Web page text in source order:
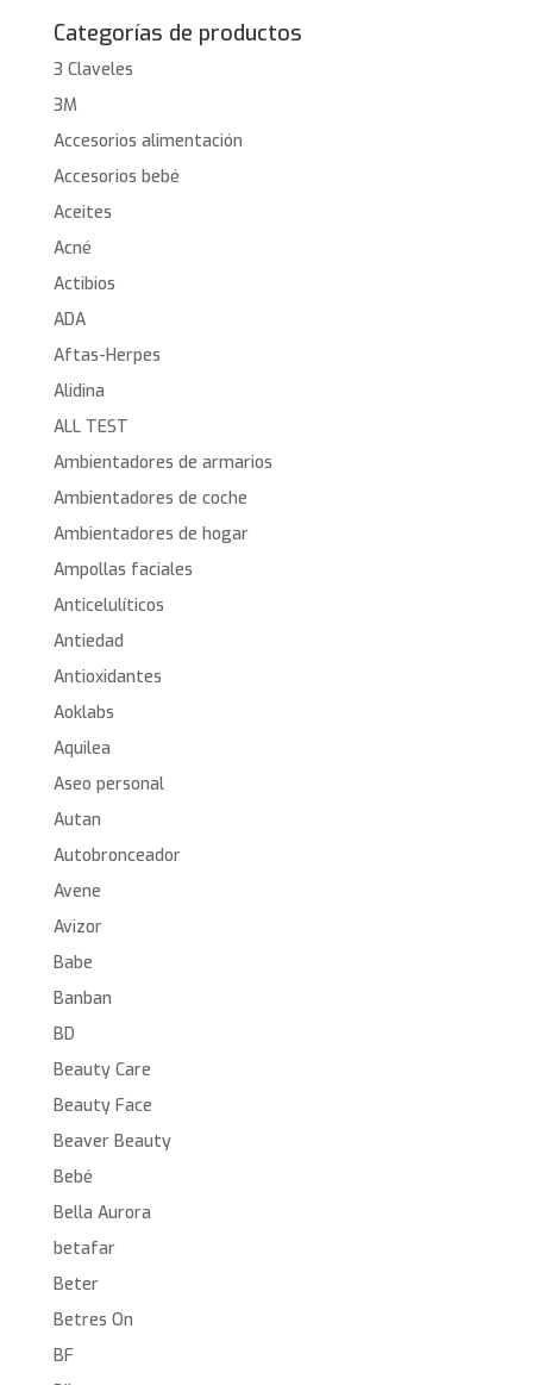
Categorías de productos
3 Claveles
3M
Accesorios alimentación
Accesorios bebé
Aceites
Acné
Actibios
ADA
Aftas-Herpes
Alidina
ALL TEST
Ambientadores de armarios
Ambientadores de coche
Ambientadores de hogar
Ampollas faciales
Anticelulíticos
Antiedad
Antioxidantes
Aoklabs
Aquilea
Aseo personal
Autan
Autobronceador
Avene
Avizor
Babe
Banban
BD
Beauty Care
Beauty Face
Beaver Beauty
Bebé
Bella Aurora
betafar
Beter
Betres On
BF